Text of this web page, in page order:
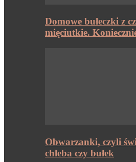
Domowe bułeczki z
mięciutkie.
Obwarzanki, czyli
chleba czy bułek